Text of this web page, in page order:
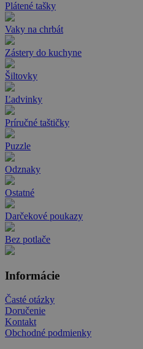
Plátené tašky
Vaky na chrbát
Zástery do kuchyne
Šiltovky
Ľadvinky
Príručné taštičky
Puzzle
Odznaky
Ostatné
Darčekové poukazy
Bez potlače
Informácie
Časté otázky
Doručenie
Kontakt
Obchodné podmienky